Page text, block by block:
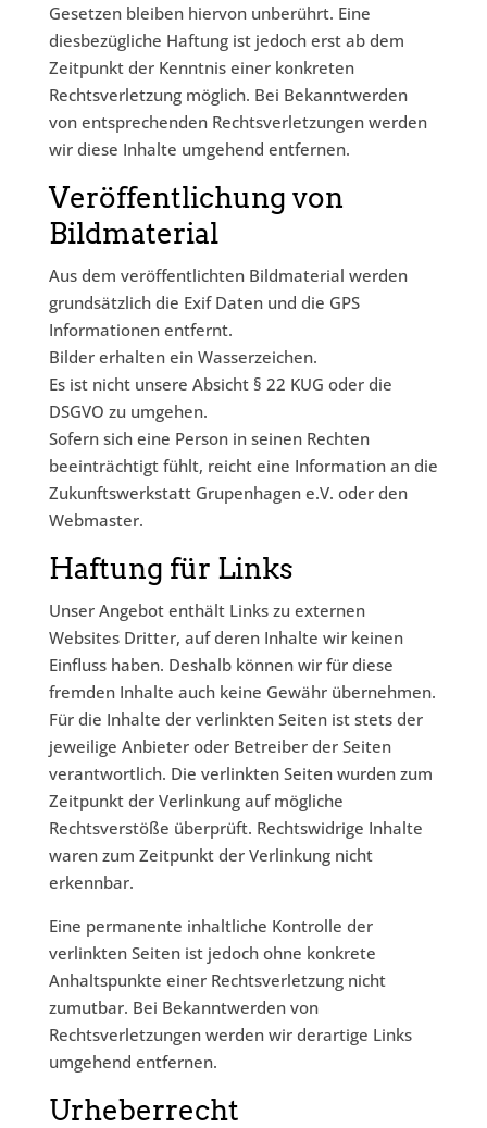
Gesetzen bleiben hiervon unberührt. Eine
diesbezügliche Haftung ist jedoch erst ab dem
Zeitpunkt der Kenntnis einer konkreten
Rechtsverletzung möglich. Bei Bekanntwerden
von entsprechenden Rechtsverletzungen werden
wir diese Inhalte umgehend entfernen.
Veröffentlichung von
Bildmaterial
Aus dem veröffentlichten Bildmaterial werden
grundsätzlich die Exif Daten und die GPS
Informationen entfernt.
Bilder erhalten ein Wasserzeichen.
Es ist nicht unsere Absicht § 22 KUG oder die
DSGVO zu umgehen.
Sofern sich eine Person in seinen Rechten
beeinträchtigt fühlt, reicht eine Information an die
Zukunftswerkstatt Grupenhagen e.V. oder den
Webmaster.
Haftung für Links
Unser Angebot enthält Links zu externen
Websites Dritter, auf deren Inhalte wir keinen
Einfluss haben. Deshalb können wir für diese
fremden Inhalte auch keine Gewähr übernehmen.
Für die Inhalte der verlinkten Seiten ist stets der
jeweilige Anbieter oder Betreiber der Seiten
verantwortlich. Die verlinkten Seiten wurden zum
Zeitpunkt der Verlinkung auf mögliche
Rechtsverstöße überprüft. Rechtswidrige Inhalte
waren zum Zeitpunkt der Verlinkung nicht
erkennbar.
Eine permanente inhaltliche Kontrolle der
verlinkten Seiten ist jedoch ohne konkrete
Anhaltspunkte einer Rechtsverletzung nicht
zumutbar. Bei Bekanntwerden von
Rechtsverletzungen werden wir derartige Links
umgehend entfernen.
Urheberrecht